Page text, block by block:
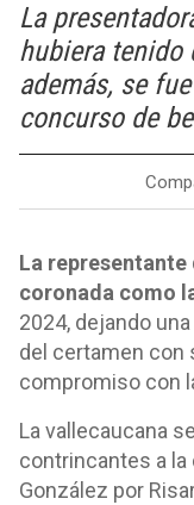
La
hubiera tenido
además, se
concurso de
La representante
coronada como
2024, dejando
del certamen con
compromiso con
La vallecaucana
contrincantes a la
González por